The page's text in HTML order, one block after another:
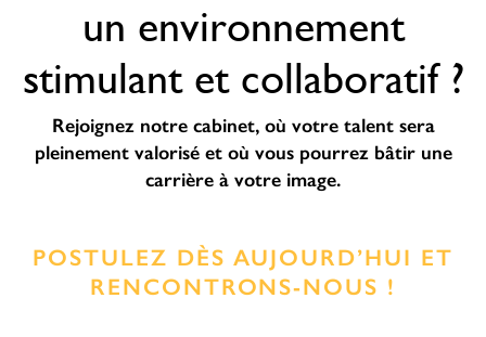
un environnement
stimulant et collaboratif ?
Rejoignez notre cabinet, où votre talent sera
pleinement valorisé et où vous pourrez bâtir une
carrière à votre image.
POSTULEZ DÈS AUJOURD’HUI ET
RENCONTRONS-NOUS !